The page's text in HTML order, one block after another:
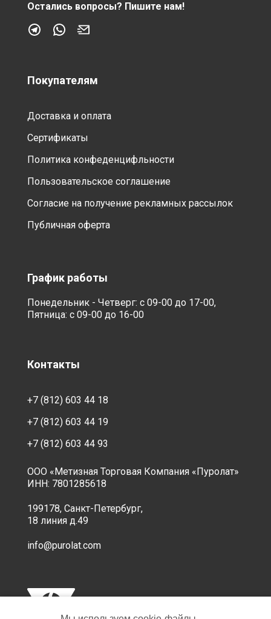
Остались вопросы? Пишите нам!
Покупателям
Доставка и оплата
Сертификаты
Политика конфеденцифльности
Пользовательское соглашение
Согласие на получение рекламных рассылок
Публичная оферта
График работы
Понедельник - Четверг: с 09-00 до 17-00,
Пятница: с 09-00 до 16-00
Контакты
+7 (812) 603 44 18
+7 (812) 603 44 19
+7 (812) 603 44 93
ООО «Метизная Торговая Компания «Пуролат»
ИНН: 7801285618
199178, Санкт-Петербург,
18 линия д.49
info@purolat.com